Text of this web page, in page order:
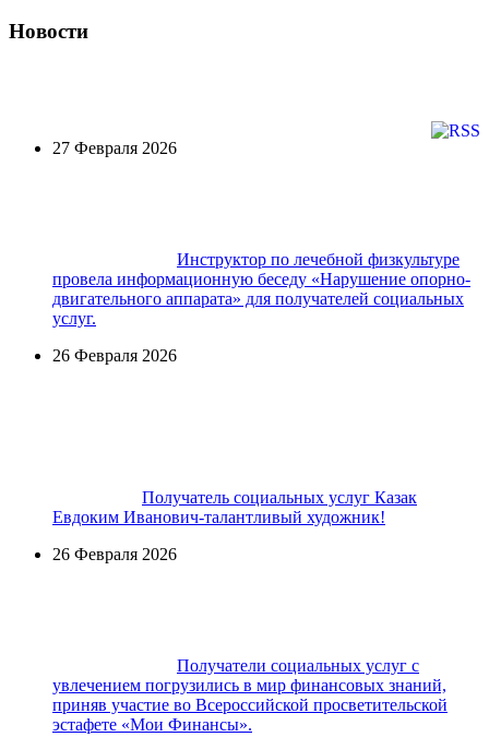
Новости
27 Февраля 2026
Инструктор по лечебной физкультуре
провела информационную беседу «Нарушение опорно-
двигательного аппарата» для получателей социальных
услуг.
26 Февраля 2026
Получатель социальных услуг Казак
Евдоким Иванович-талантливый художник!
26 Февраля 2026
Получатели социальных услуг с
увлечением погрузились в мир финансовых знаний,
приняв участие во Всероссийской просветительской
эстафете «Мои Финансы».